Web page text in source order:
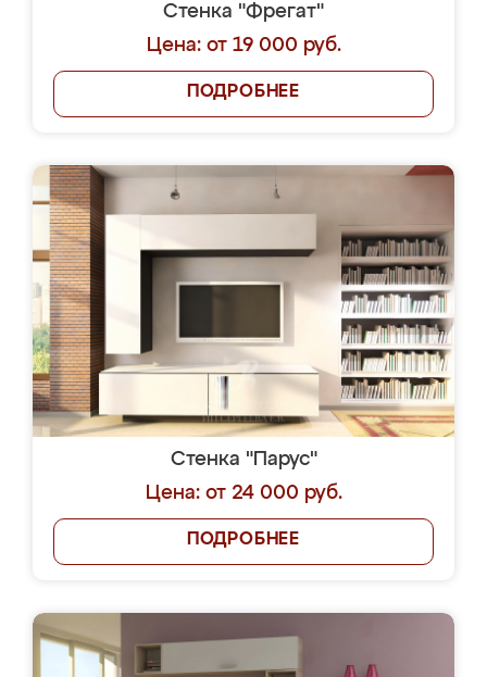
Стенка "Фрегат"
Цена: от 19 000 руб.
ПОДРОБНЕЕ
Стенка "Парус"
Цена: от 24 000 руб.
ПОДРОБНЕЕ